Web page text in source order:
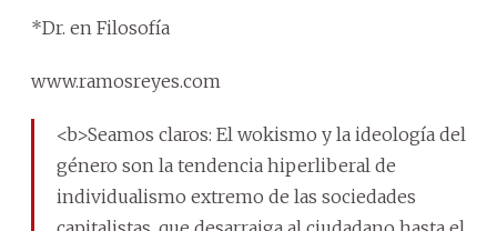
*Dr. en Filosofía
www.ramosreyes.com
<b>Seamos claros: El wokismo y la ideología del
género son la tendencia hiperliberal de
individualismo extremo de las sociedades